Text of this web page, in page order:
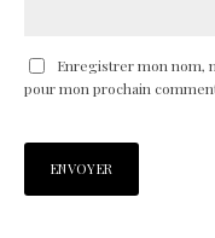
Enregistrer mon nom,
pour mon prochain